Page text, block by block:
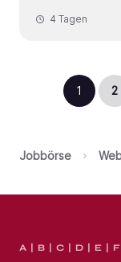
4 Tagen
1 2
Jobbörse
A B C D E F